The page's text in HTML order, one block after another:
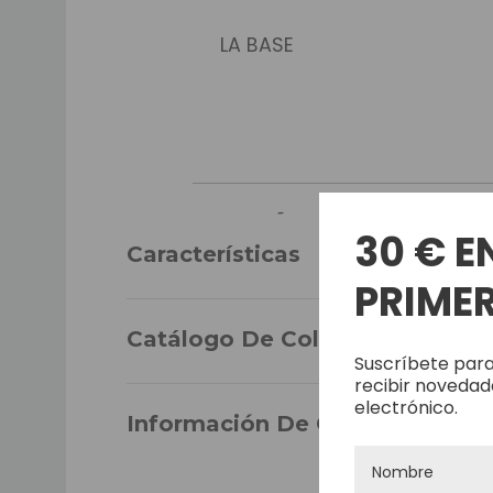
LA BASE
TAMAÑO
Características
Catálogo De Colores
Información De Garantía
30 €
Suscríbete
recibir
electrónico.